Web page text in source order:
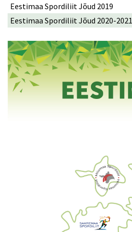
Eestimaa Spordiliit Jõud 2019
Eestimaa Spordiliit Jõud 2020-2021